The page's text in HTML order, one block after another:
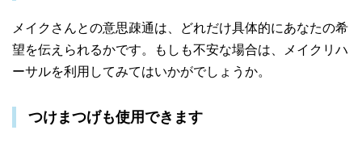
メイクさんとの意思疎通は、どれだけ具体的にあなたの希
望を伝えられるかです。もしも不安な場合は、メイクリハ
ーサルを利用してみてはいかがでしょうか。
つけまつげも使用できます